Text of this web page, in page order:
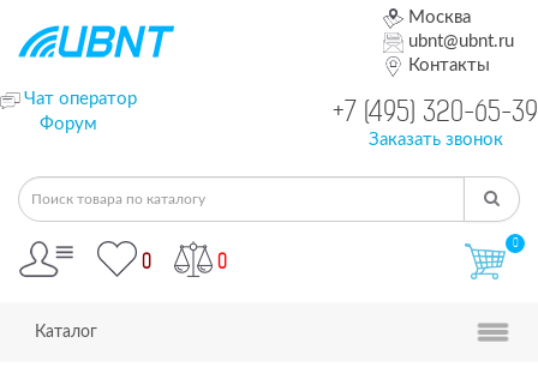
Москва
ubnt@ubnt.ru
Контакты
Чат оператор
Форум
+7 (495) 320-65-39
Заказать звонок
0 0
0
Каталог